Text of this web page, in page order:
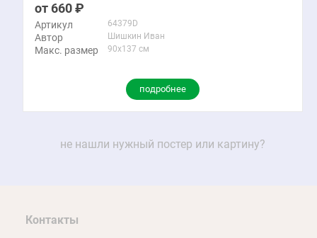
660
Артикул 64379D
Автор Шишкин Иван
Макс. размер 90x137 см
подробнее
не нашли нужный постер или картину?
Контакты